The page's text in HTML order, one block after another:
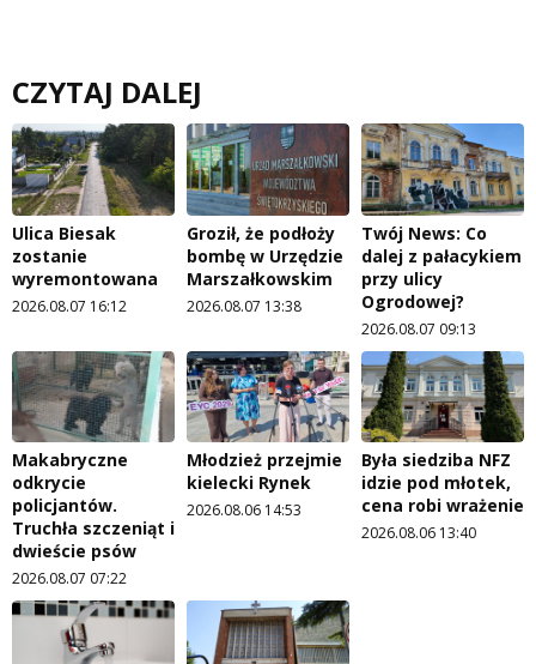
CZYTAJ DALEJ
Ulica Biesak
zostanie
wyremontowana
2026.08.07 16:12
Groził, że podłoży
bombę w Urzędzie
Marszałkowskim
2026.08.07 13:38
Twój News: Co
dalej z pałacykiem
przy ulicy
Ogrodowej?
2026.08.07 09:13
Makabryczne
odkrycie
policjantów.
Truchła szczeniąt i
dwieście psów
2026.08.07 07:22
Młodzież przejmie
kielecki Rynek
2026.08.06 14:53
Była siedziba NFZ
idzie pod młotek,
cena robi wrażenie
2026.08.06 13:40